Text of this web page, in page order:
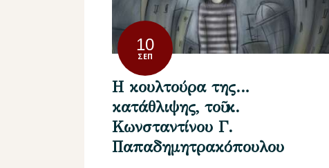
10
ΣΕΠ
Η κουλτούρα της…
κατάθλιψης, τοῦ κ.
Κωνσταντίνου Γ.
Παπαδημητρακόπουλου